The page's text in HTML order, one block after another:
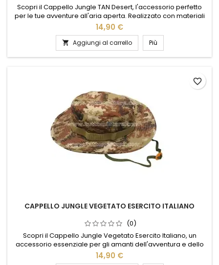
Scopri il Cappello Jungle TAN Desert, l'accessorio perfetto
per le tue avventure all'aria aperta. Realizzato con materiali
di alta qualità, questo cappello offre protezione solare e
comfort in ogni situazione. Il suo design versatile e il colore
neutro si adattano facilmente a qualsiasi outfit, mentre la
struttura leggera garantisce una vestibilità comoda...
14,90 €
 Aggiungi al carrello Più
CAPPELLO JUNGLE VEGETATO ESERCITO ITALIANO
(0)
Scopri il Cappello Jungle Vegetato Esercito Italiano, un
accessorio essenziale per gli amanti dell'avventura e dello
stile militare. Realizzato con materiali di alta qualità, questo
cappello offre resistenza e comfort in ogni situazione. Il
14,90 €
favorite_border